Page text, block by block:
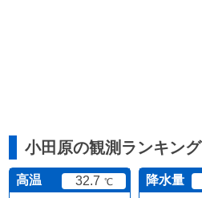
小田原の観測ランキング
高温 32.7 ℃ 降水量